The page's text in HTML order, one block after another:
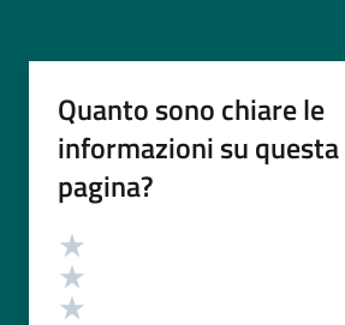
Quanto sono chiare le
informazioni su questa
pagina?
Valutazione